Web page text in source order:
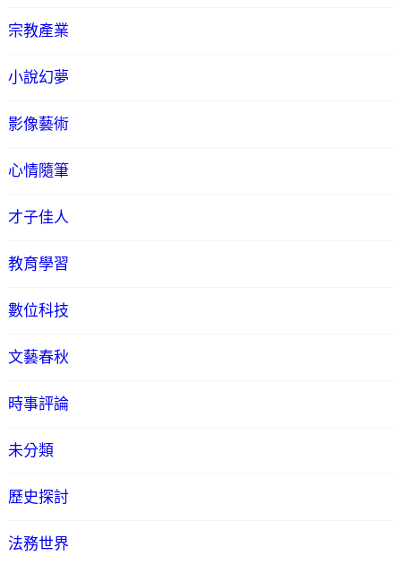
宗教產業
小說幻夢
影像藝術
心情隨筆
才子佳人
教育學習
數位科技
文藝春秋
時事評論
未分類
歷史探討
法務世界